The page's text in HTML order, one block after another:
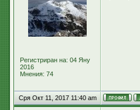
Регистриран на: 04 Яну
2016
Мнения: 74
Сря Окт 11, 2017 11:40 am